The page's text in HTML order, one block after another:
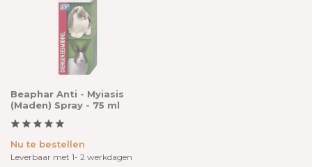
Beaphar Anti - Myiasis
(Maden) Spray - 75 ml
Nu te bestellen
Leverbaar met 1- 2 werkdagen